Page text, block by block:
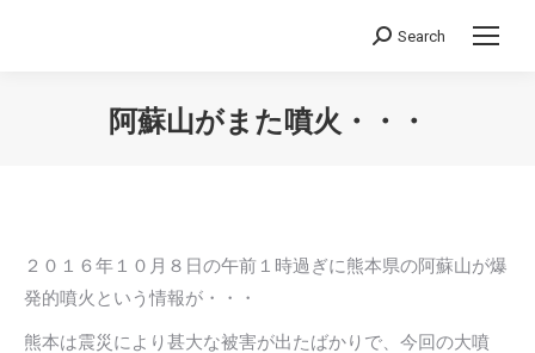
Search:
Search
阿蘇山がまた噴火・・・
２０１６年１０月８日の午前１時過ぎに熊本県の阿蘇山が爆
発的噴火という情報が・・・
熊本は震災により甚大な被害が出たばかりで、今回の大噴